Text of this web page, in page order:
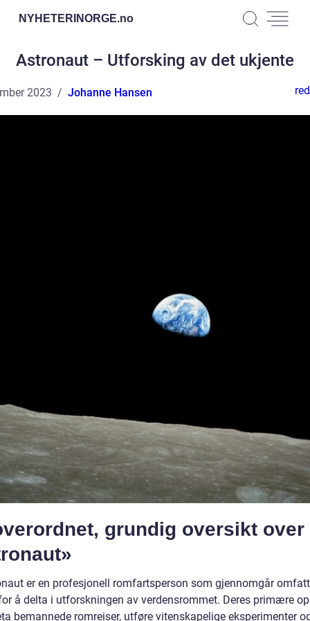
NYHETERINORGE.no
Astronaut – Utforsking av det ukjente
2023 Johanne Hansen
grundig oversikt over
er en profesjonell romfartsperson som gjennomgår
å delta i utforskningen av verdensrommet. Deres primære
bemannede romreiser, utføre vitenskapelige eksperimenter